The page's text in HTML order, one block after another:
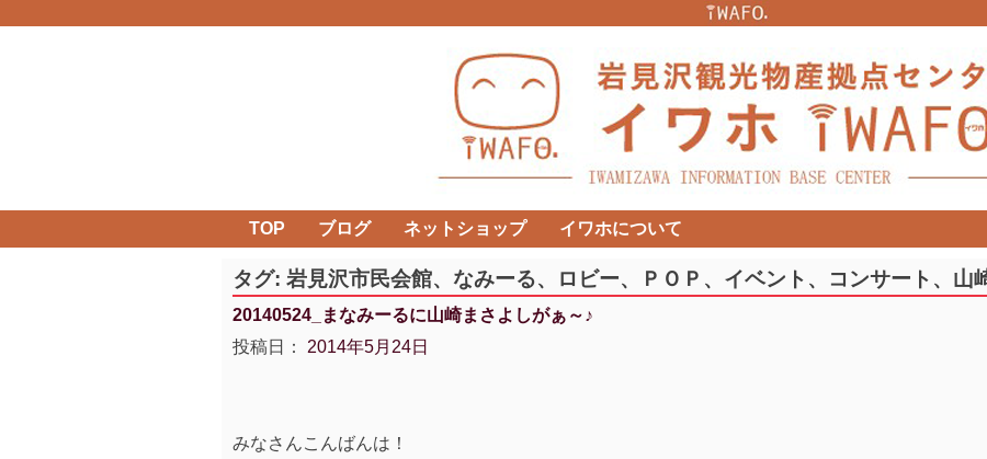
TOP ブログ ネットショップ イワホについて
タグ: 岩見沢市民会館、なみーる、ロビー、ＰＯＰ、イベント、コンサート、山
20140524_まなみーるに山崎まさよしがぁ～♪
投稿日： 2014年5月24日
みなさんこんばんは！